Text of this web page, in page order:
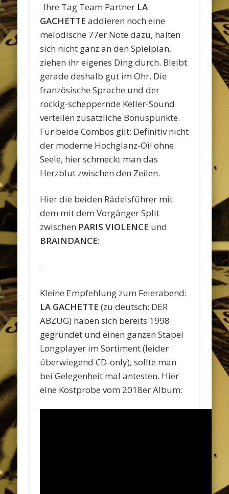
Ihre Tag Team Partner LA
GACHETTE addieren noch eine
melodische 77er Note dazu, halten
sich nicht ganz an den Spielplan,
ziehen ihr eigenes Ding durch. Bleibt
gerade deshalb gut im Ohr. Die
französische Sprache und der
rockig-scheppernde Keller-Sound
verteilen zusätzliche Bonuspunkte.
Für beide Combos gilt: Definitiv nicht
der moderne Hochglanz-Oi! ohne
Seele, hier schmeckt man das
Herzblut zwischen den Zeilen.
Hier die beiden Rädelsführer mit
dem mit dem Vorgänger Split
zwischen PARIS VIOLENCE und
BRAINDANCE:
Kleine Empfehlung zum Feierabend:
LA GACHETTE (zu deutsch: DER
ABZUG) haben sich bereits 1998
gegründet und einen ganzen Stapel
Longplayer im Sortiment (leider
überwiegend CD-only), sollte man
bei Gelegenheit mal antesten. Hier
eine Kostprobe vom 2018er Album: